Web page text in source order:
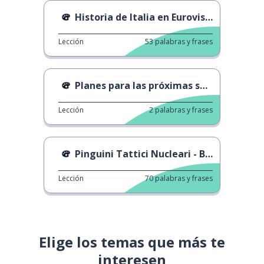
Historia de Italia en Eurovisión
Lección 53palabras y frases
Planes para las próximas semanas
Lección 2palabras y frases
Pinguini Tattici Nucleari - Bohémien
Lección 70palabras y frases
Elige los temas que más te
interesen